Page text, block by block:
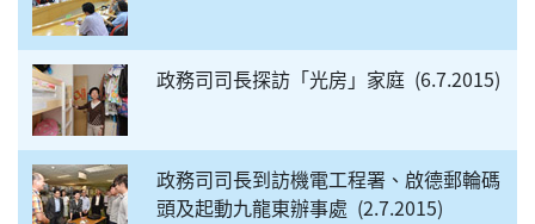
政務司司長探訪「光房」家庭 6.7.2015
政務司司長到訪機電工程署、啟德郵輪碼
頭及起動九龍東辦事處 2.7.2015